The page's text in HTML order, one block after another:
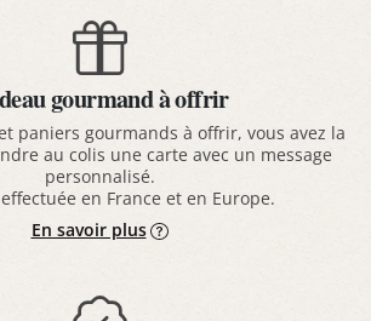
gourmand à offrir
paniers gourmands à offrir, vous avez la
au colis une carte avec un message
personnalisé.
en France et en Europe.
En savoir plus